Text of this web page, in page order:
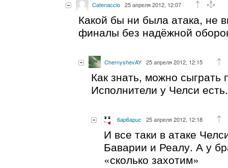
Catenaccio 25 апреля 2012, 12:07
Какой бы ни была атака, не
финалы без надёжной
ChernyshevAY 25 апреля 2012, 12:15
Как знать, можно сыграть
Исполнители у Челси есть.
6ap6apuc 25 апреля 2012, 12:18
И все таки в атаке
Баварии и Реалу. А у
«сколько захотим»